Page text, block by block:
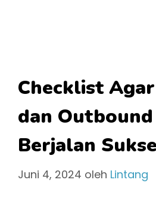
Checklist
dan
Berjalan
Juni 4, 2024 oleh Lintang